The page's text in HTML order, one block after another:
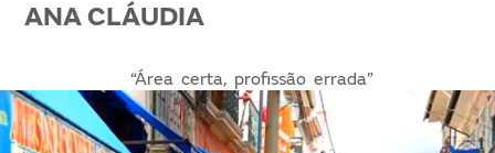
ANA CLÁUDIA
“Área certa, profissão errada”